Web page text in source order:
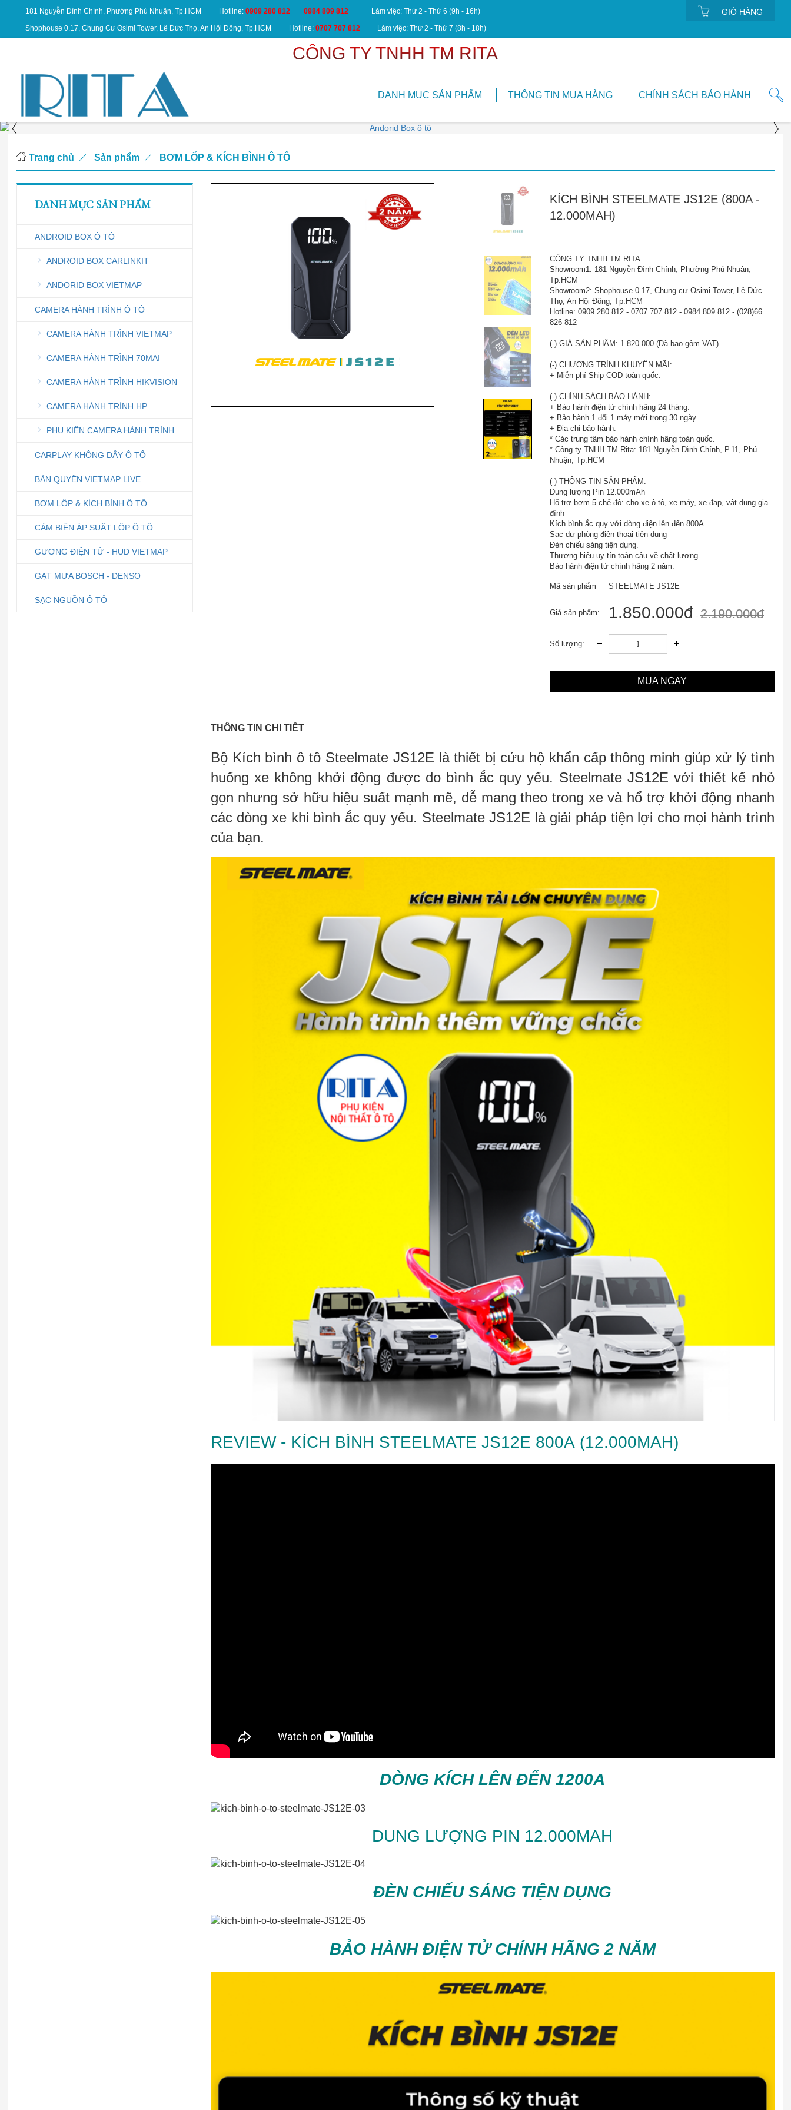
181 Nguyễn Đình Chính, Phường Phú Nhuận, Tp.HCM Hotline:0909 280 812 0984 809 812 Làm việc: Thứ 2 - Thứ 6 (9h - 16h)
Shophouse 0.17, Chung Cư Osimi Tower, Lê Đức Thọ, An Hội Đông, Tp.HCM Hotline:0707 707 812 Làm việc: Thứ 2 - Thứ 7 (8h - 18h)
GIỎ HÀNG
CÔNG TY TNHH TM RITA
DANH MỤC SẢN PHẨM THÔNG TIN MUA HÀNG CHÍNH SÁCH BẢO HÀNH
Trang chủ Sản phẩm BƠM LỐP & KÍCH BÌNH Ô TÔ
DANH MỤC SẢN PHẨM
ANDROID BOX Ô TÔ
ANDROID BOX CARLINKIT
ANDORID BOX VIETMAP
CAMERA HÀNH TRÌNH Ô TÔ
CAMERA HÀNH TRÌNH VIETMAP
CAMERA HÀNH TRÌNH 70MAI
CAMERA HÀNH TRÌNH HIKVISION
CAMERA HÀNH TRÌNH HP
PHỤ KIỆN CAMERA HÀNH TRÌNH
CARPLAY KHÔNG DÂY Ô TÔ
BẢN QUYỀN VIETMAP LIVE
BƠM LỐP & KÍCH BÌNH Ô TÔ
CẢM BIẾN ÁP SUẤT LỐP Ô TÔ
GƯƠNG ĐIỆN TỬ - HUD VIETMAP
GẠT MƯA BOSCH - DENSO
SẠC NGUỒN Ô TÔ
KÍCH BÌNH STEELMATE JS12E (800A -
12.000MAH)
CÔNG TY TNHH TM RITA
Showroom1: 181 Nguyễn Đình Chính, Phường Phú Nhuận,
Tp.HCM
Showroom2: Shophouse 0.17, Chung cư Osimi Tower, Lê Đức
Thọ, An Hội Đông, Tp.HCM
Hotline: 0909 280 812 - 0707 707 812 - 0984 809 812 - (028)66
826 812
(-) GIÁ SẢN PHẨM: 1.820.000 (Đã bao gồm VAT)
(-) CHƯƠNG TRÌNH KHUYẾN MÃI:
+ Miễn phí Ship COD toàn quốc.
(-) CHÍNH SÁCH BẢO HÀNH:
+ Bảo hành điện tử chính hãng 24 tháng.
+ Bảo hành 1 đổi 1 máy mới trong 30 ngày.
+ Địa chỉ bảo hành:
* Các trung tâm bảo hành chính hãng toàn quốc.
* Công ty TNHH TM Rita: 181 Nguyễn Đình Chính, P.11, Phú
Nhuận, Tp.HCM
(-) THÔNG TIN SẢN PHẨM:
Dung lượng Pin 12.000mAh
Hổ trợ bơm 5 chế độ: cho xe ô tô, xe máy, xe đạp, vật dụng gia
đình
Kích bình ắc quy với dòng điện lên đến 800A
Sạc dự phòng điện thoại tiện dụng
Đèn chiếu sáng tiện dụng.
Thương hiệu uy tín toàn cầu về chất lượng
Bảo hành điện tử chính hãng 2 năm.
Mã sản phẩm STEELMATE JS12E
Giá sản phẩm: 1.850.000đ - 2.190.000đ
Số lượng:
MUA NGAY
THÔNG TIN CHI TIẾT
Bộ Kích bình ô tô Steelmate JS12E là thiết bị cứu hộ khẩn cấp thông minh giúp xử lý tình
huống xe không khởi động được do bình ắc quy yếu. Steelmate JS12E với thiết kế nhỏ
gọn nhưng sở hữu hiệu suất mạnh mẽ, dễ mang theo trong xe và hổ trợ khởi động nhanh
các dòng xe khi bình ắc quy yếu. Steelmate JS12E là giải pháp tiện lợi cho mọi hành trình
của bạn.
REVIEW - KÍCH BÌNH STEELMATE JS12E 800A (12.000MAH)
DÒNG KÍCH LÊN ĐẾN 1200A
DUNG LƯỢNG PIN 12.000MAH
ĐÈN CHIẾU SÁNG TIỆN DỤNG
BẢO HÀNH ĐIỆN TỬ CHÍNH HÃNG 2 NĂM